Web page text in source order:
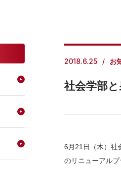
2018.6.25 お
社会学部
6月21日（木）社
のリニューアルプ